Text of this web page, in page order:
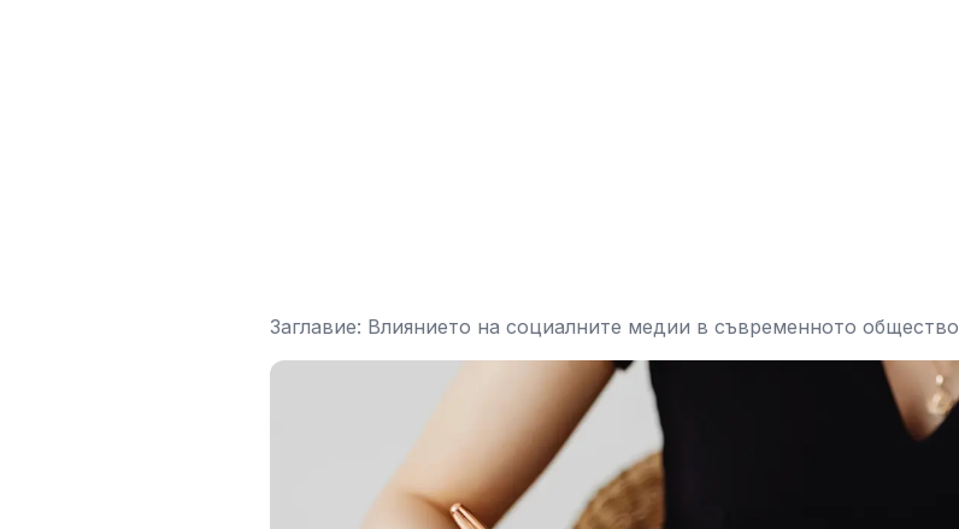
Заглавие: Влиянието на социалните медии в съвременното общество